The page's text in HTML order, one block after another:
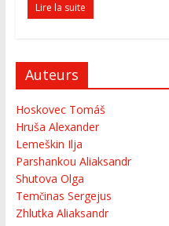
Lire la suite
Auteurs
Hoskovec Tomáš
Hruša Alexander
Lemeškin Ilja
Parshankou Aliaksandr
Shutova Olga
Temčinas Sergejus
Zhlutka Aliaksandr